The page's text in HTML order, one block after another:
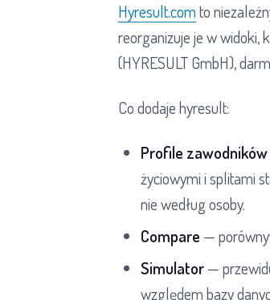
Hyresult.comto
reorganizuje je w widoki,
(HYRESULT GmbH),
Co dodaje hyresult:
Profile zawodników
życiowymi i splitami
nie według osoby.
Compare —
Simulator—
względem bazy